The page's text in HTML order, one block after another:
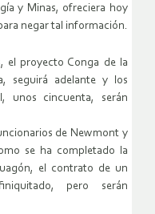
y Minas, ofreciera hoy
negar tal información.
el proyecto Conga de la
seguirá adelante y los
unos cincuenta, serán
de Newmont y
se ha completado la
el contrato de un
pero serán